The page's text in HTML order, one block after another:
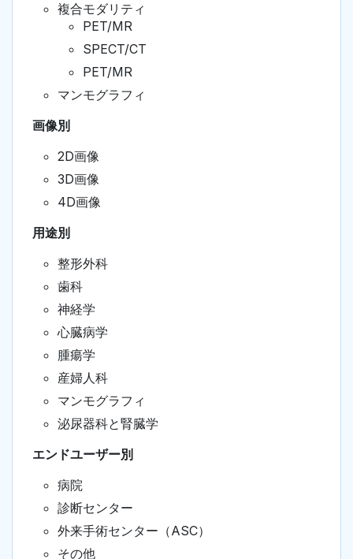
複合モダリティ
PET/MR
SPECT/CT
PET/MR
マンモグラフィ
画像別
2D画像
3D画像
4D画像
用途別
整形外科
歯科
神経学
心臓病学
腫瘍学
産婦人科
マンモグラフィ
泌尿器科と腎臓学
エンドユーザー別
病院
診断センター
外来手術センター（ASC）
その他